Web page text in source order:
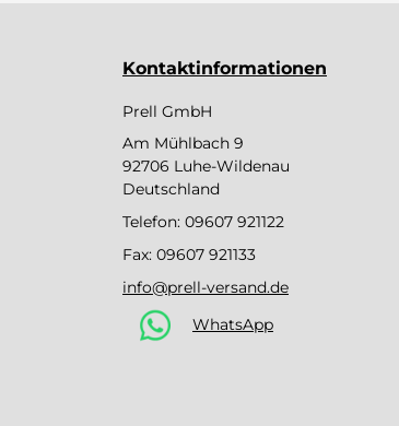
Kontaktinformationen
Prell GmbH
Am Mühlbach 9
92706 Luhe-Wildenau
Deutschland
Telefon: 09607 921122
Fax: 09607 921133
info@prell-versand.de
WhatsApp